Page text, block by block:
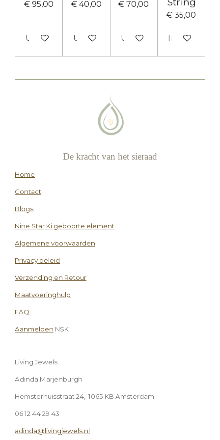
€ 95,00
Uitverkocht
€ 40,00
Uitverkocht
€ 70,00
Uitverkocht
€ 35,00
In
De kracht van het sieraad
Home
Contact
Blogs
Nine Star Ki geboorte element
Algemene voorwaarden
Privacy beleid
Verzending en Retour
Maatvoeringhulp
FAQ
Aanmelden NSK
Living Jewels
Adinda Marjenburgh
Hemsterhuisstraat 24, 1065 KB Amsterdam
06 12 44 29 43
adinda@livingjewels.nl